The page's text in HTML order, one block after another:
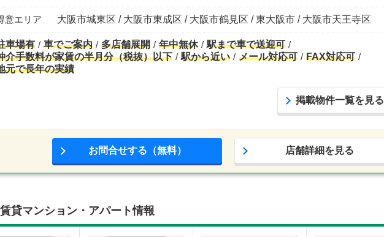
意エリア 大阪市城東区 / 大阪市東成区 / 大阪市鶴見区 / 東大阪市 / 大阪市天王寺区
車場有 車でご案内 多店舗展開 年中無休
駅まで車で送迎可
介手数料が家賃の半月分（税抜）以下
駅から近い メール対応可
FAX対応可
元で長年の実績
掲載物件一覧を見る
お問合せする（無料） 店舗詳細を見る
貸マンション・アパート情報